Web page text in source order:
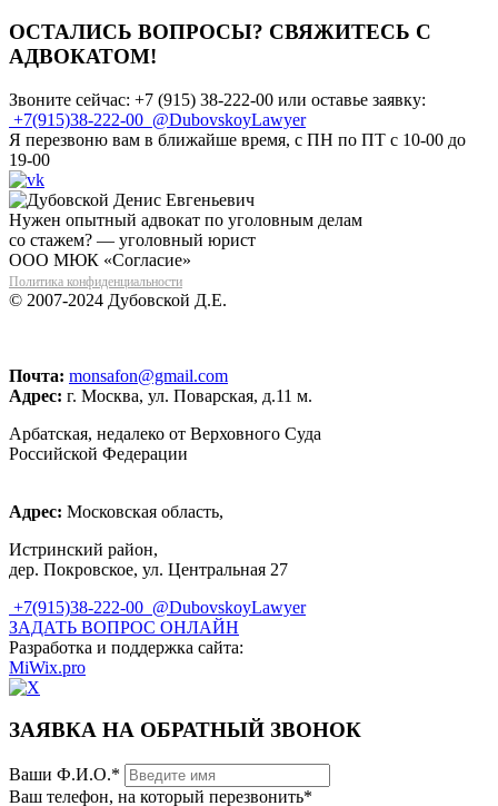
ОСТАЛИСЬ ВОПРОСЫ? СВЯЖИТЕСЬ С
АДВОКАТОМ!
Звоните сейчас: +7 (915) 38-222-00 или оставье заявку:
+7(915)38-222-00 @DubovskoyLawyer
Я перезвоню вам в ближайше время, с ПН по ПТ с 10-00 до
19-00
Нужен опытный адвокат по уголовным делам
со стажем? — уголовный юрист
ООО МЮК «Согласие»
Политика конфиденциальности
© 2007-2024 Дубовской Д.Е.
Почта: monsafon@gmail.com
Адрес: г. Москва, ул. Поварская, д.11 м.
Арбатская, недалеко от Верховного Суда
Российской Федерации
Адрес: Московская область,
Истринский район,
дер. Покровское, ул. Центральная 27
+7(915)38-222-00 @DubovskoyLawyer
ЗАДАТЬ ВОПРОС ОНЛАЙН
Разработка и поддержка сайта:
MiWix.pro
ЗАЯВКА НА ОБРАТНЫЙ ЗВОНОК
Ваши Ф.И.О.*
Ваш телефон, на который перезвонить*